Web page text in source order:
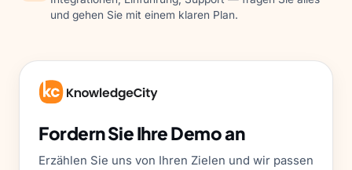
und gehen Sie mit einem klaren Plan.
Fordern Sie Ihre Demo an
Erzählen Sie uns von Ihren Zielen und wir passen